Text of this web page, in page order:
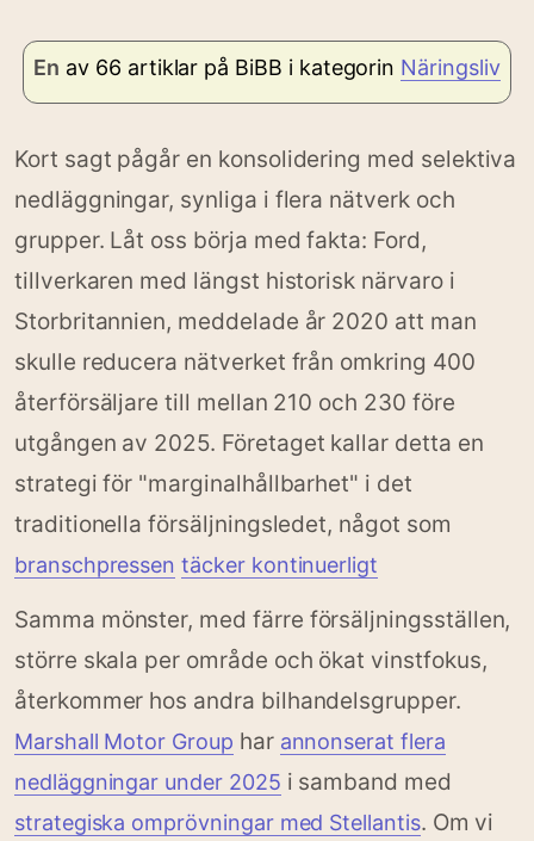
En av 66 artiklar på BiBB i kategorin Näringsliv
Kort sagt pågår en konsolidering med selektiva
nedläggningar, synliga i flera nätverk och
grupper. Låt oss börja med fakta: Ford,
tillverkaren med längst historisk närvaro i
Storbritannien, meddelade år 2020 att man
skulle reducera nätverket från omkring 400
återförsäljare till mellan 210 och 230 före
utgången av 2025. Företaget kallar detta en
strategi för "marginalhållbarhet" i det
traditionella försäljningsledet, något som
branschpressen täcker kontinuerligt
Samma mönster, med färre försäljningsställen,
större skala per område och ökat vinstfokus,
återkommer hos andra bilhandelsgrupper.
Marshall Motor Group har annonserat flera
nedläggningar under 2025 i samband med
strategiska omprövningar med Stellantis. Om vi